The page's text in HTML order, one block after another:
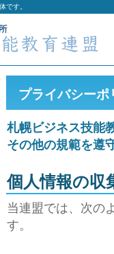
です。
プライバシーポ
札幌ビジネス技能
その他の規範を遵
個人情報の収
当連盟では、次の
す。